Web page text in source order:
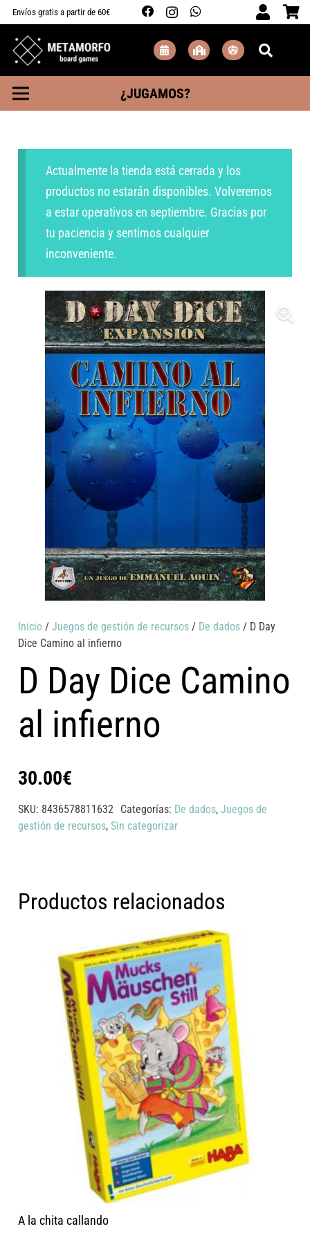
Envíos gratis a partir de 60€
¿JUGAMOS?
Actualmente la tienda está cerrada y los
productos no estarán disponibles. Volveremos
a estar operativos en septiembre. Gracias por
tu paciencia y sentimos cualquier
inconveniente.
Inicio /Juegos de gestión de recursos / De dados / D Day
Dice Camino al infierno
D Day Dice Camino
al infierno
30.00€
SKU: 8436578811632 Categorías: De dados, Juegos de
gestión de recursos,Sin categorizar
Productos relacionados
A la chita callando